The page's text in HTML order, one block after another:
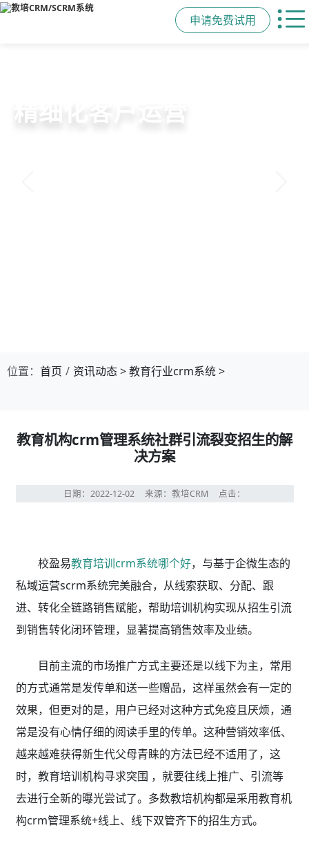
申请免费试用
以学员为中心，打通从引流、转化、
智能销售漏斗
精细化客户运营
私域招生与裂变
位置： 首页 资讯动态>教育行业crm系统>
教育机构crm管理系统社群引流裂变招生的解
决方案
日期：2022-12-02 来源：教培CRM 点击：
校盈易教育培训crm系统哪个好，与基于企微生态的
私域运营scrm系统完美融合，从线索获取、分配、跟
进、转化全链路销售赋能，帮助培训机构实现从招生引流
到销售转化闭环管理，显著提高销售效率及业绩。
目前主流的市场推广方式主要还是以线下为主，常用
的方式通常是发传单和送一些赠品，这样虽然会有一定的
效果，但更对的是，用户已经对这种方式免疫且厌烦，通
常是没有心情仔细的阅读手里的传单。这种营销效率低、
越来越难获得新生代父母青睐的方法已经不适用了，这
时，教育培训机构寻求突围 ，就要往线上推广、引流等
去进行全新的曝光尝试了。 多数教培机构都是采用教育机
构crm管理系统+线上、线下双管齐下的招生方式。